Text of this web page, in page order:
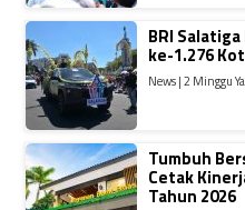
BRI
ke-1.276
News | 2 Minggu
Tumbuh
Cetak
Tahun 2026